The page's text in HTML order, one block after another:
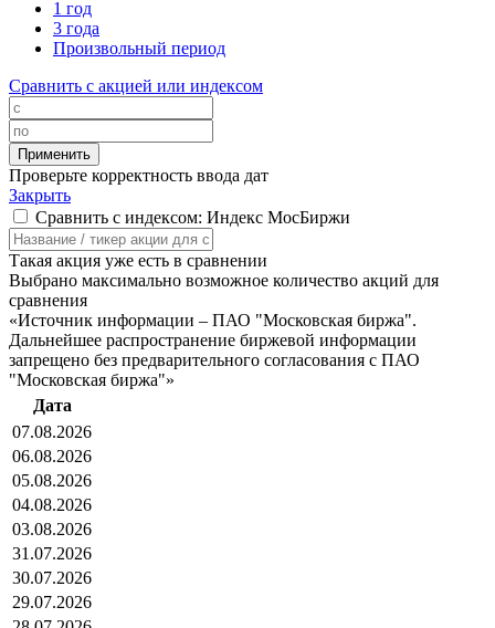
1 год
3 года
Произвольный период
Сравнить с акцией или индексом
Проверьте корректность ввода дат
Закрыть
Сравнить с индексом: Индекс МосБиржи
Такая акция уже есть в сравнении
Выбрано максимально возможное количество акций для
сравнения
«Источник информации – ПАО "Московская биржа".
Дальнейшее распространение биржевой информации
запрещено без предварительного согласования с ПАО
"Московская биржа"»
Дата
07.08.2026
06.08.2026
05.08.2026
04.08.2026
03.08.2026
31.07.2026
30.07.2026
29.07.2026